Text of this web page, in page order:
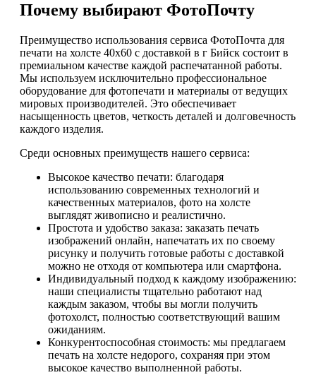
Почему выбирают ФотоПочту
Преимущество использования сервиса ФотоПочта для
печати на холсте 40х60 с доставкой в г Бийск состоит в
премиальном качестве каждой распечатанной работы.
Мы используем исключительно профессиональное
оборудование для фотопечати и материалы от ведущих
мировых производителей. Это обеспечивает
насыщенность цветов, четкость деталей и долговечность
каждого изделия.
Среди основных преимуществ нашего сервиса:
Высокое качество печати: благодаря
использованию современных технологий и
качественных материалов, фото на холсте
выглядят живописно и реалистично.
Простота и удобство заказа: заказать печать
изображений онлайн, напечатать их по своему
рисунку и получить готовые работы с доставкой
можно не отходя от компьютера или смартфона.
Индивидуальный подход к каждому изображению:
наши специалисты тщательно работают над
каждым заказом, чтобы вы могли получить
фотохолст, полностью соответствующий вашим
ожиданиям.
Конкурентоспособная стоимость: мы предлагаем
печать на холсте недорого, сохраняя при этом
высокое качество выполненной работы.